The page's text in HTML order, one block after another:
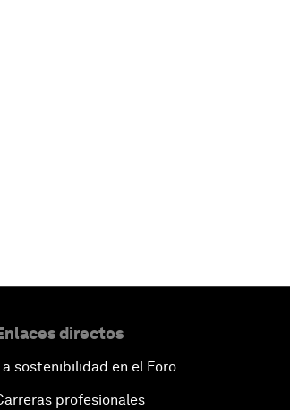
directos
sostenibilidad en el Foro
profesionales